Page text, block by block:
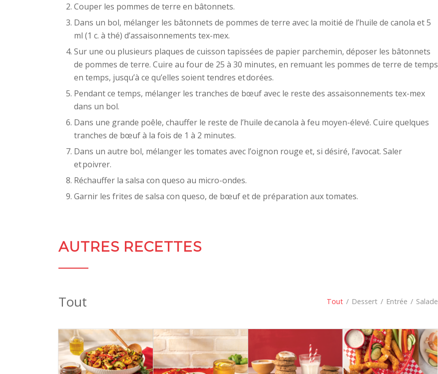
Couper les pommes de terre en bâtonnets.
Dans un bol, mélanger les bâtonnets de pommes de terre avec la moitié de l’huile de canola et 5
ml (1 c. à thé) d’assaisonnements tex-mex.
Sur une ou plusieurs plaques de cuisson tapissées de papier parchemin, déposer les bâtonnets
de pommes de terre. Cuire au four de 25 à 30 minutes, en remuant les pommes de terre de temps
en temps, jusqu’à ce qu’elles soient tendres et dorées.
Pendant ce temps, mélanger les tranches de bœuf avec le reste des assaisonnements tex-mex
dans un bol.
Dans une grande poêle, chauffer le reste de l’huile de canola à feu moyen-élevé. Cuire quelques
tranches de bœuf à la fois de 1 à 2 minutes.
Dans un autre bol, mélanger les tomates avec l’oignon rouge et, si désiré, l’avocat. Saler
et poivrer.
Réchauffer la salsa con queso au micro-ondes.
Garnir les frites de salsa con queso, de bœuf et de préparation aux tomates.
AUTRES RECETTES
Tout Tout / Dessert / Entrée / Salade